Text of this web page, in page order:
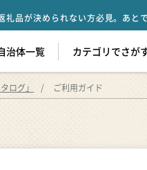
礼品が決められない方必見。あと
治体一覧 カテゴリでさが
ログ」 ご利用ガイド